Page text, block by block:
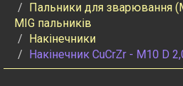
Пальники для зварювання
MIG пальників
Накінечники
Накiнечник CuCrZr - M10 D